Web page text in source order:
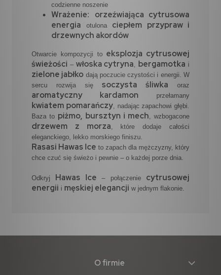
codzienne noszenie
Wrażenie:
orzeźwiająca cytrusowa
energia otulona ciepłem przypraw i
drzewnych akordów
Otwarcie kompozycji to eksplozja cytrusowej
świeżości – włoska cytryna, bergamotka i
zielone jabłko dają poczucie czystości i energii. W
sercu rozwija się soczysta śliwka oraz
aromatyczny kardamon przełamany
kwiatem pomarańczy, nadając zapachowi głębi.
Baza to piżmo, bursztyn i mech, wzbogacone
drzewem z morza, które dodaje całości
eleganckiego, lekko morskiego finiszu.
Rasasi Hawas Ice to zapach dla mężczyzny, który
chce czuć się świeżo i pewnie – o każdej porze dnia.
Odkryj Hawas Ice – połączenie cytrusowej
energii i męskiej elegancji w jednym flakonie.
O firmie